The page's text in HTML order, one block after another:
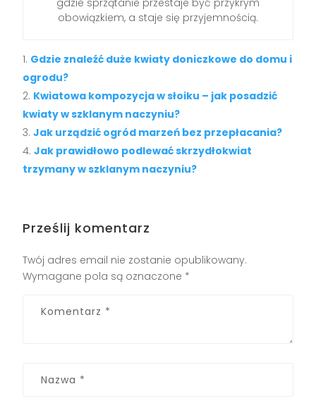
obowiązkiem, a staje się przyjemnością.
Gdzie znaleźć duże kwiaty doniczkowe do domu i
ogrodu?
Kwiatowa kompozycja w słoiku – jak posadzić
kwiaty w szklanym naczyniu?
Jak urządzić ogród marzeń bez przepłacania?
Jak prawidłowo podlewać skrzydłokwiat
trzymany w szklanym naczyniu?
Prześlij komentarz
Twój adres email nie zostanie opublikowany.
Wymagane pola są oznaczone *